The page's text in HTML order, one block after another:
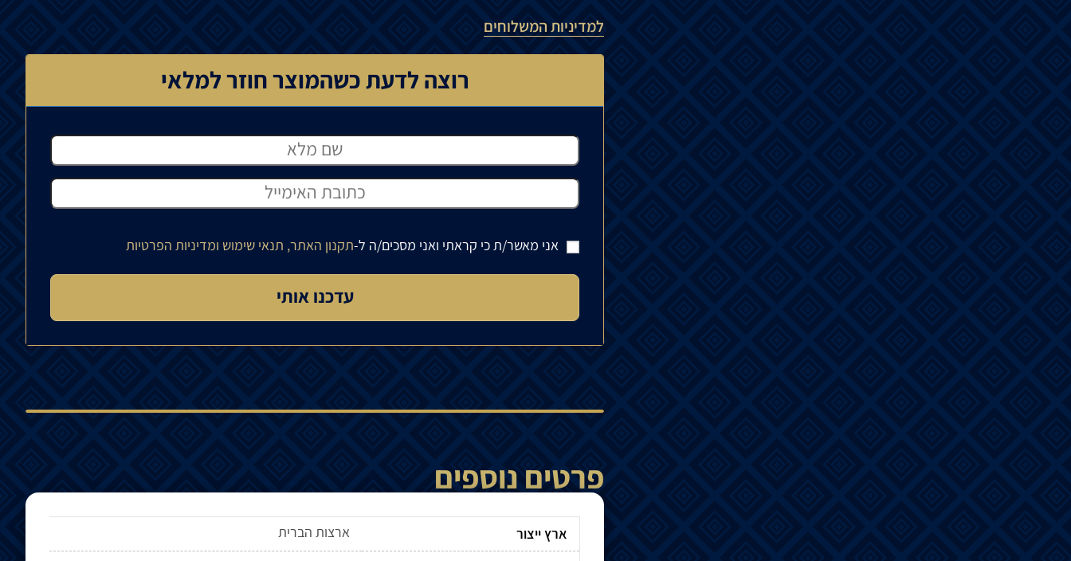
למדיניות המשלוחים
רוצה לדעת כשהמוצר חוזר למלאי
אני מאשר/ת כי קראתי ואני מסכים/ה ל-תקנון האתר, תנאי שימוש ומדיניות הפרטיות
פרטים נוספים
ארץ ייצור
ארצות הברית